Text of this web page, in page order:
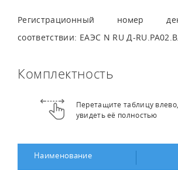
Регистрационный номер
соответствии: ЕАЭС N RU Д-
Комплектность
Перетащите таблицу
увидеть её полностью
Наименование